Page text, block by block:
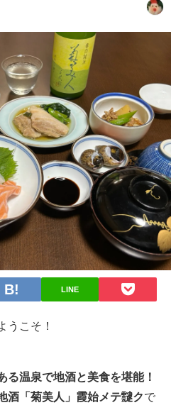
LINE
うこそ！
る温泉で地酒と美食を堪能！
酒「菊美人」霞始メテ靆クで